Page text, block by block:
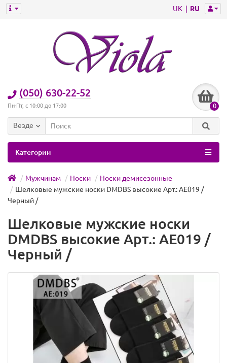
UK RU
(050) 630-22-52
Пн-Пт, с 10:00 до 17:00 0
Везде
Категории
Мужчинам Носки
Носки демисезонные
Шелковые мужские носки DMDBS высокие Арт.: AE019 /
Черный /
Шелковые мужские носки
DMDBS высокие Арт.: AE019 /
Черный /